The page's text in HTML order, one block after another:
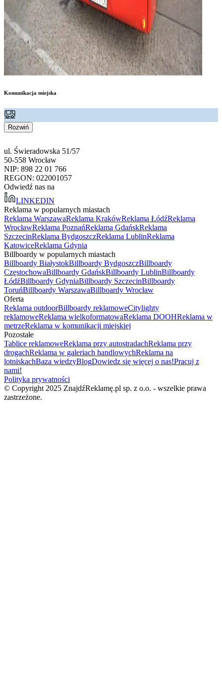
Komunikacja miejska
Rozwiń
ul. Świeradowska 51/57
50-558 Wrocław
NIP: 898 22 01 766
REGON: 022001057
Odwiedź nas na
LINKEDIN
Reklama w popularnych miastach
Reklama WarszawaReklama KrakówReklama ŁódźReklama
WrocławReklama PoznańReklama GdańskReklama
SzczecinReklama BydgoszczReklama LublinReklama
KatowiceReklama Gdynia
Billboardy w popularnych miastach
Billboardy BiałystokBillboardy BydgoszczBillboardy
CzęstochowaBillboardy GdańskBillboardy LublinBillboardy
ŁódźBillboardy GdyniaBillboardy SzczecinBillboardy
ToruńBillboardy WarszawaBillboardy Wrocław
Oferta
Reklama outdoorBillboardy reklamoweCitylighty
reklamoweReklama wielkoformatowaReklama DOOHReklama w
metrzeReklama w komunikacji miejskiej
Pozostałe
Tablice reklamoweReklama przy autostradachReklama przy
drogachReklama w galeriach handlowychReklama na
lotniskachBaza wiedzyBlogDowiedz się więcej o nas!Pracuj z
nami!
Polityka prywatności
© Copyright 2025 ZnajdźReklamę.pl sp. z o.o. - wszelkie prawa
zastrzeżone.